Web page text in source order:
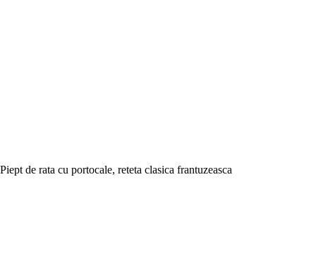
Piept de rata cu portocale, reteta clasica frantuzeasca